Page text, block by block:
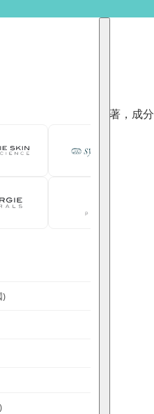
)
的保健食品，功效顯著，成